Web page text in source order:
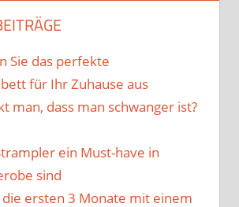
Sie das perfekte
für Ihr Zuhause aus
man, dass man schwanger ist?
ein Must-have in
sind
ersten 3 Monate mit einem